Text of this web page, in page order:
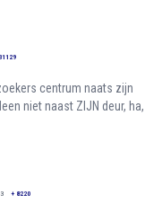
centrum naats zijn
niet naast ZIJN deur, ha,
+ 8220